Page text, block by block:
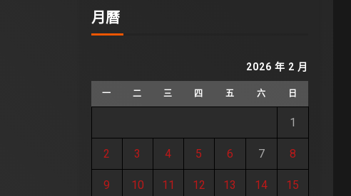
月曆
2026 年 2 月
一 二 三 四 五 六 日
1
2 3 4 5 6 7 8
9 10 11 12 13 14 15